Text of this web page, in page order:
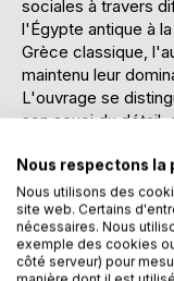
sociales à travers
l'Égypte antique à
Grèce classique,
maintenu leur
L'ouvrage se
son souci du détail,
dynamiques
s'appuie sur une
illustrer comment
des constructions
ces classes ont
temps. Ce livre
Nous respectons la
Nous utilisons des
site web. Certains
nécessaires. Nous
exemple des cookies
côté serveur) pour